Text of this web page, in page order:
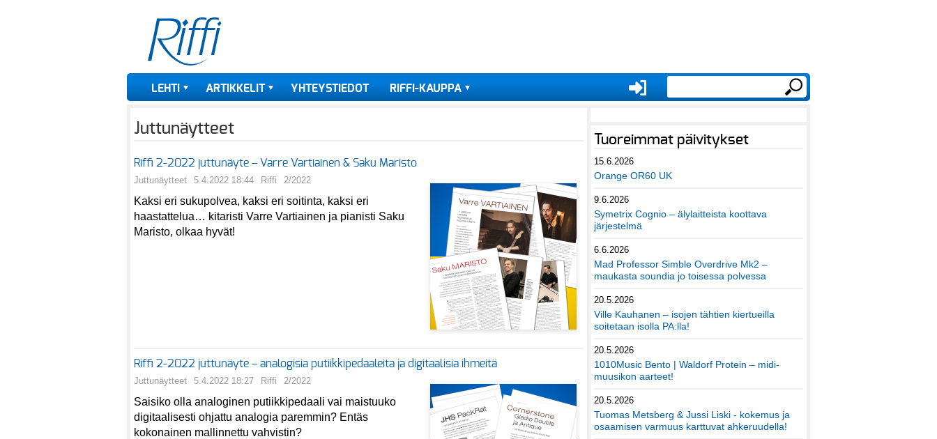
LEHTI ARTIKKELIT YHTEYSTIEDOT RIFFI-KAUPPA
Juttunäytteet
Riffi 2-2022 juttunäyte – Varre Vartiainen & Saku Maristo
Juttunäytteet 5.4.2022 18:44 Riffi 2/2022
Kaksi eri sukupolvea, kaksi eri soitinta, kaksi eri
haastattelua… kitaristi Varre Vartiainen ja pianisti Saku
Maristo, olkaa hyvät!
Riffi 2-2022 juttunäyte – analogisia putiikkipedaaleita ja digitaalisia ihmeitä
Juttunäytteet 5.4.2022 18:27 Riffi 2/2022
Saisiko olla analoginen putiikkipedaali vai maistuuko
digitaalisesti ohjattu analogia paremmin? Entäs
kokonainen mallinnettu vahvistin?
Tuoreimmat päivitykset
15.6.2026
Orange OR60 UK
9.6.2026
Symetrix Cognio – älylaitteista koottava
järjestelmä
6.6.2026
Mad Professor Simble Overdrive Mk2 –
maukasta soundia jo toisessa polvessa
20.5.2026
Ville Kauhanen – isojen tähtien kiertueilla
soitetaan isolla PA:lla!
20.5.2026
1010Music Bento | Waldorf Protein – midi-
muusikon aarteet!
20.5.2026
Tuomas Metsberg & Jussi Liski - kokemus ja
osaamisen varmuus karttuvat ahkeruudella!